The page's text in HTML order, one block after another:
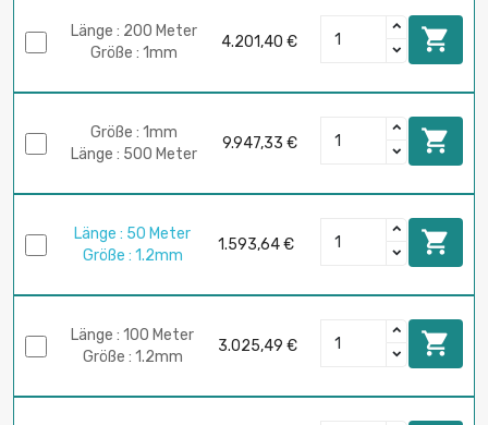
Länge : 200 Meter
Größe : 1mm
4.201,40 € 
Größe : 1mm
Länge : 500 Meter
9.947,33 € 
Länge : 50 Meter
Größe : 1.2mm
1.593,64 € 
Länge : 100 Meter
Größe : 1.2mm
3.025,49 € 